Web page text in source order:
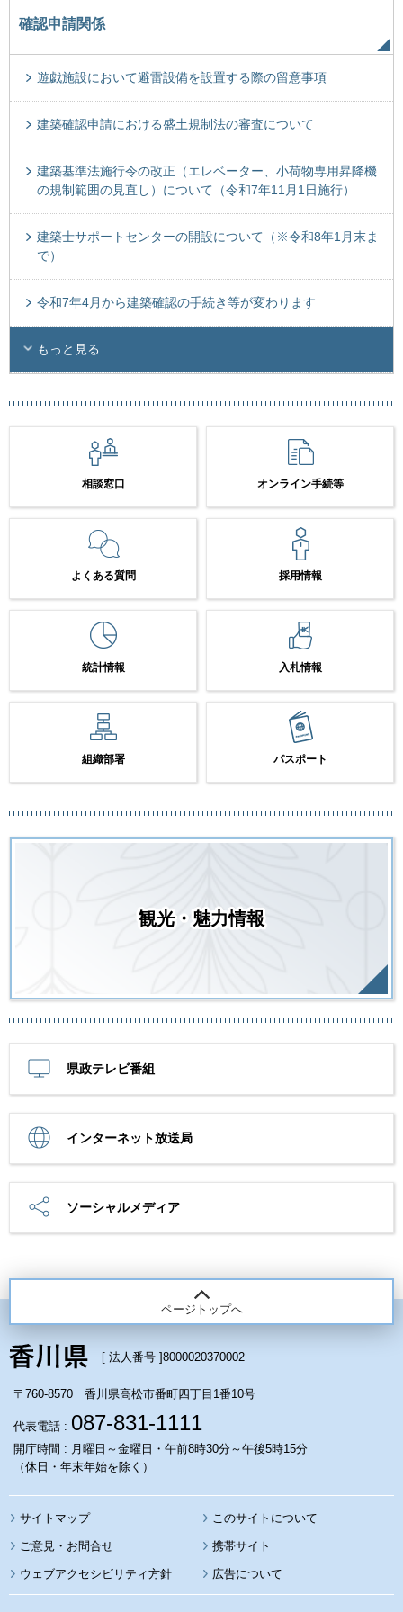
確認申請関係
遊戯施設において避雷設備を設置する際の留意事項
建築確認申請における盛土規制法の審査について
建築基準法施行令の改正（エレベーター、小荷物専用昇降機
の規制範囲の見直し）について（令和7年11月1日施行）
建築士サポートセンターの開設について（※令和8年1月末ま
で）
令和7年4月から建築確認の手続き等が変わります
もっと見る
相談窓口 オンライン手続等
よくある質問 採用情報
統計情報 入札情報
組織部署 パスポート
観光・魅力情報
県政テレビ番組
インターネット放送局
ソーシャルメディア
ページトップへ
[ 法人番号 ]8000020370002
〒760-8570 香川県高松市番町四丁目1番10号
代表電話 : 087-831-1111
開庁時間 : 月曜日～金曜日・午前8時30分～午後5時15分
（休日・年末年始を除く）
サイトマップ このサイトについて
携帯サイト
ウェブアクセシビリティ方針 広告について